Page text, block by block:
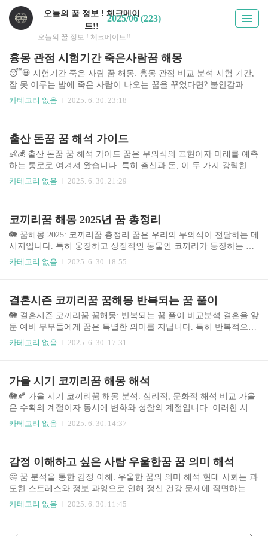
오늘의 꿀 정보 ! 체크메이
트!!
오늘의 꿀 정보 ! 체크메이트!!
2025/06 (223)
흉몽 관점 시험기간 죽은사람꿈 해몽
😴💀 시험기간 죽은 사람 꿈 해몽: 흉몽 관점 비교 분석 시험 기간,
잠 못 이루는 밤에 죽은 사람이 나오는 꿈을 꾸었다면? 불안감과 걱
정에 휩싸이기 쉽습니다. 이 글에서는 시험 기간에 죽은 사람이 나오
다. 최근 스트레스와 불안감이 높아지는 청소년 및 수험생들에게 꿈
해몽은 심리적 안정에 도움을 주는 하나의 방법으로 자리 잡고 있으
며, 관련 정보에 대한 수요 역시 증가하고 있습니다. 다양한 꿈 해몽
사이트와 서적, 심리학적 관점을 바탕으로 객관적이고 종합적인 분
석을 제공하여 독자 ..
카테고리 없음 2025. 6. 30. 23:18
출산 돈꿈 꿈 해석 가이드
👶💰 출산 돈꿈 꿈 해석 가이드 꿈은 무의식의 표현이자 미래를 예측
하는 통로로 여겨져 왔습니다. 특히 출산과 돈, 이 두 가지 강력한 상
징이 결합된 꿈은 더욱 깊은 해석을 필요로 합니다. 이 가이드에서는
는 심리학, 정신분석학 등 다양한 분야에서 연구되고 있습니다. 특히
출산 돈꿈은 현실적인 욕구와 심리적 갈등이 복합적으로 반영된 꿈
으로, 단순한 해석을 넘어 개인의 삶과 미래에 대한 중요한 메시지를
담고 있을 수 있습니다. 현대 사회에서 경제적 안정과 가족 계획은 ..
카테고리 없음 2025. 6. 30. 21:29
코끼리꿈 해몽 2025년 꿈 총정리
🐘 꿈해몽 2025: 코끼리꿈 총정리 꿈은 우리의 무의식이 전달하는 메
시지입니다. 특히 웅장하고 상징적인 동물인 코끼리가 등장하는 꿈
은 더욱 깊은 의미를 내포하고 있습니다. 2025년 현재, 꿈 해몽에 대
에서 그 의미를 재해석하여, 독자 여러분의 꿈을 이해하는 데 도움을
드리고자 합니다. 코끼리 꿈의 유형, 꿈속 상황, 개인의 상황 등을 종
합적으로 고려하여 가장 정확하고 유용한 해석을 제공하도록 노력
하겠습니다. 꿈 해몽은 과학적인 분석이 아닌 심리적 해석임을 명심
하시고, 본 ..
카테고리 없음 2025. 6. 30. 18:55
결혼시즌 코끼리꿈 꿈해몽 반복되는 꿈 풀이
🐘 결혼시즌 코끼리꿈 꿈해몽: 반복되는 꿈 풀이 비교분석 결혼을 앞
둔 예비 부부들에게 꿈은 특별한 의미를 지닙니다. 특히 반복적으로
꾸는 꿈은 더욱 그렇죠. 최근 결혼시즌에 코끼리꿈을 반복적으로 꾸
꿈의 의미를 보다 깊이 이해하고 불안감을 해소하는데 도움을 드리
고자 합니다. 🤔 주제의 중요성과 배경 결혼은 인생의 중요한 전환점
입니다. 이 시기에 꾸는 꿈은 단순한 잠재의식의 표현을 넘어, 결혼
에 대한 불안감, 기대감, 혹은 무의식적인 걱정 등을 반영할..
카테고리 없음 2025. 6. 30. 17:31
가을 시기 코끼리꿈 해몽 해석
🐘🍂 가을 시기 코끼리꿈 해몽 분석: 심리적, 문화적 해석 비교 가을
은 수확의 계절이자 동시에 변화와 성찰의 계절입니다. 이러한 시기
에 꾸는 꿈은 특히 심리적 상태와 미래에 대한 암시를 담고 있다고
분석하여, 꿈의 의미를 좀 더 깊이 있게 이해하고자 합니다. 꿈 해몽
은 과학적 근거가 아닌 심리적 분석에 기반한 해석임을 유의하시기
바랍니다. 1. 주제 소개 및 중요성 꿈 해몽은 오랫동안 인류의 관심
사였으며, 특히 개인의 심리 상태와 미래를 예측하는 도구로 활용되
어 ..
카테고리 없음 2025. 6. 30. 14:37
감정 이해하고 싶은 사람 우울한꿈 꿈 의미 해석
🤔 꿈 분석을 통한 감정 이해: 우울한 꿈의 의미 해석 현대 사회는 과
도한 스트레스와 정보 과잉으로 인해 정신 건강 문제에 직면하는 사
람들이 증가하고 있습니다. 특히 우울증은 젊은 세대부터 중장년층
데 어려움을 겪고 있으며, 이로 인해 더욱 심각한 문제로 이어지는
카테고리 없음 2025. 6. 30. 11:45